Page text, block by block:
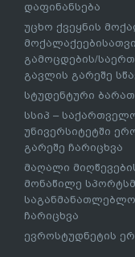
დაფინანსება
უცხო ქვეყნის
გამოცდების/
გავლის გარეშე
სტუდენტური
სსიპ –
უნივერსიტეტში
გარეშე ჩარიცხვა
მაღალი
მონაწილე
ჩარიცხვა
ევროსტუდნეტის